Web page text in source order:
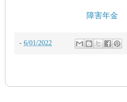
障害年金
- 6/01/2022